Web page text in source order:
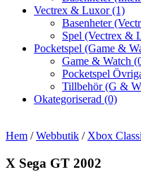
Vectrex & Luxor(1)
Basenheter
Spel (Vectrex &
Pocketspel (Game &
Game & Watch
Pocketspel
Tillbehör (G &
Okategoriserad (0)
Hem /Webbutik / Xbox
X Sega GT 2002